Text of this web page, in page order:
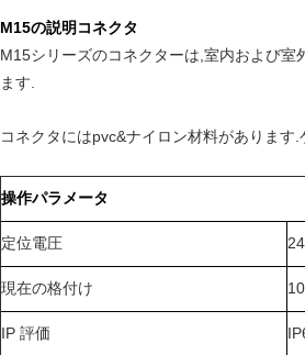
M15の説明 コネクタ
M15シリーズのコネクターは,室内および室
ます.
コネクタにはpvc&ナイロン材料があります
操作パラメータ
定位電圧
現在の格付け
IP 評価